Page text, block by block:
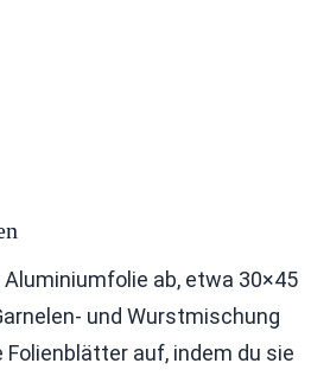
ab, etwa 30×45
und Wurstmischung
auf, indem du sie